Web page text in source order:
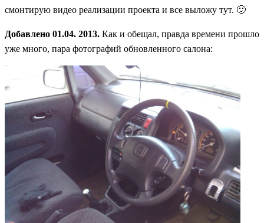
смонтирую видео реализации проекта и все выложу тут. 🙂
Добавлено 01.04. 2013. Как и обещал, правда времени прошло
уже много, пара фотографий обновленного салона: